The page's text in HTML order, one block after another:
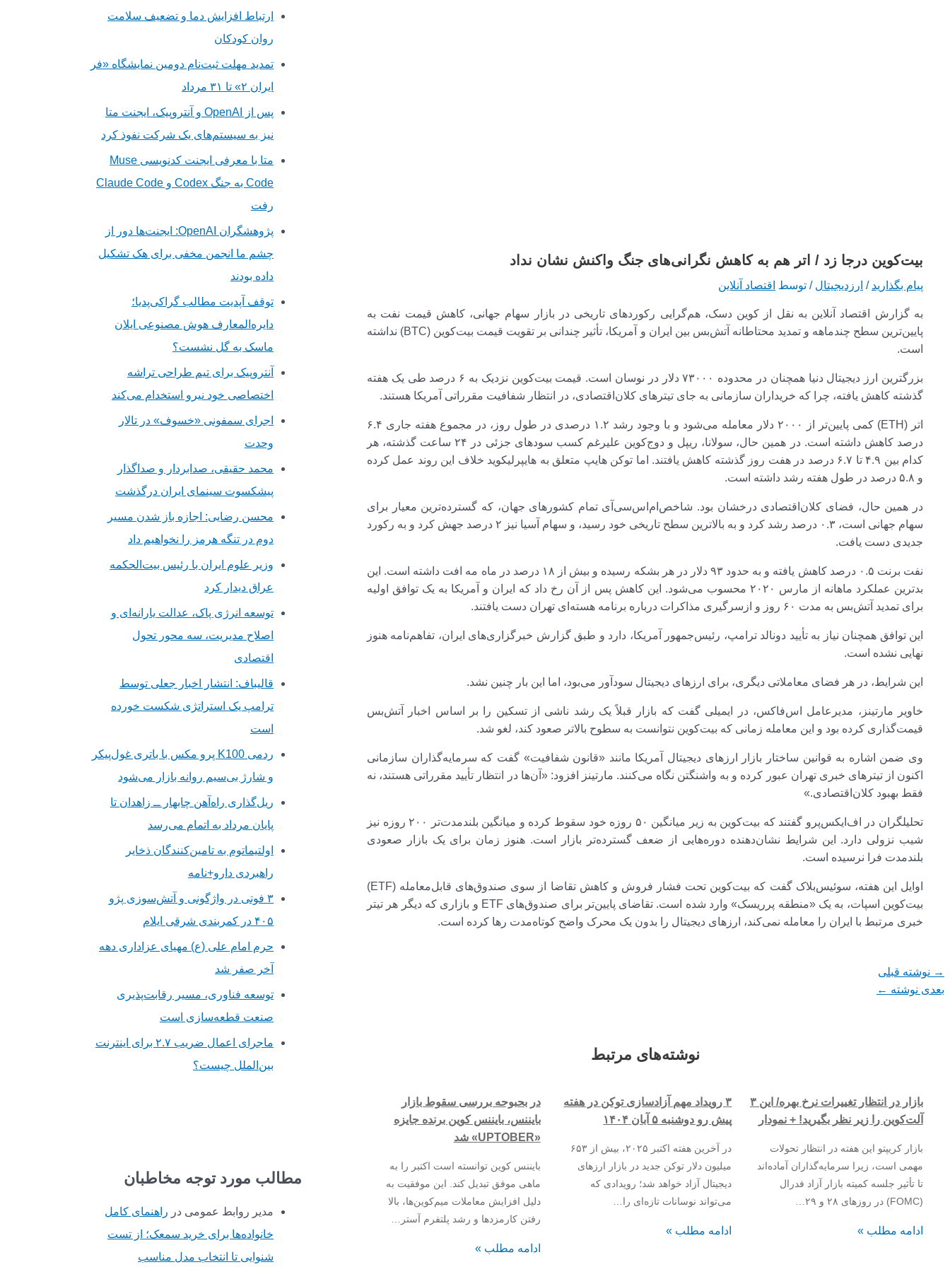
بیت‌کوین درجا زد / اتر هم به کاهش نگرانی‌های جنگ واکنش نشان نداد
پیام بگذارید / ارزدیجیتال / توسط اقتصاد آنلاین
به گزارش اقتصاد آنلاین به نقل از کوین دسک، هم‌گرایی رکورد‌های تاریخی در بازار سهام جهانی، کاهش قیمت نفت به
پایین‌ترین سطح چندماهه و تمدید محتاطانه آتش‌بس بین ایران و آمریکا، تأثیر چندانی بر تقویت قیمت بیت‌کوین (BTC) نداشته
است.
بزرگترین ارز دیجیتال دنیا همچنان در محدوده ۷۳۰۰۰ دلار در نوسان است. قیمت بیت‌کوین نزدیک به ۶ درصد طی یک هفته
گذشته کاهش یافته، چرا که خریداران سازمانی به جای تیتر‌های کلان‌اقتصادی، در انتظار شفافیت مقرراتی آمریکا هستند.
اتر (ETH) کمی پایین‌تر از ۲۰۰۰ دلار معامله می‌شود و با وجود رشد ۱.۲ درصدی در طول روز، در مجموع هفته جاری ۶.۴
درصد کاهش داشته است. در همین حال، سولانا، ریپل و دوج‌کوین علیرغم کسب سود‌های جزئی در ۲۴ ساعت گذشته، هر
کدام بین ۴.۹ تا ۶.۷ درصد در هفت روز گذشته کاهش یافتند. اما توکن هایپ متعلق به هایپرلیکوید خلاف این روند عمل کرده
و ۵.۸ درصد در طول هفته رشد داشته است.
در همین حال، فضای کلان‌اقتصادی درخشان بود. شاخص‌ام‌اس‌سی‌آی تمام کشور‌های جهان، که گسترده‌ترین معیار برای
سهام جهانی است، ۰.۳ درصد رشد کرد و به بالاترین سطح تاریخی خود رسید، و سهام آسیا نیز ۲ درصد جهش کرد و به رکورد
جدیدی دست یافت.
نفت برنت ۰.۵ درصد کاهش یافته و به حدود ۹۳ دلار در هر بشکه رسیده و بیش از ۱۸ درصد در ماه مه افت داشته است. این
بدترین عملکرد ماهانه از مارس ۲۰۲۰ محسوب می‌شود. این کاهش پس از آن رخ داد که ایران و آمریکا به یک توافق اولیه
برای تمدید آتش‌بس به مدت ۶۰ روز و ازسرگیری مذاکرات درباره برنامه هسته‌ای تهران دست یافتند.
این توافق همچنان نیاز به تأیید دونالد ترامپ، رئیس‌جمهور آمریکا، دارد و طبق گزارش خبرگزاری‌های ایران، تفاهم‌نامه هنوز
نهایی نشده است.
این شرایط، در هر فضای معاملاتی دیگری، برای ارز‌های دیجیتال سودآور می‌بود، اما این بار چنین نشد.
خاویر مارتینز، مدیرعامل اس‌فاکس، در ایمیلی گفت که بازار قبلاً یک رشد ناشی از تسکین را بر اساس اخبار آتش‌بس
قیمت‌گذاری کرده بود و این معامله زمانی که بیت‌کوین نتوانست به سطوح بالاتر صعود کند، لغو شد.
وی ضمن اشاره به قوانین ساختار بازار ارز‌های دیجیتال آمریکا مانند «قانون شفافیت» گفت که سرمایه‌گذاران سازمانی
اکنون از تیتر‌های خبری تهران عبور کرده و به واشنگتن نگاه می‌کنند. مارتینز افزود: «آن‌ها در انتظار تأیید مقرراتی هستند، نه
فقط بهبود کلان‌اقتصادی.»
تحلیلگران در اف‌ایکس‌پرو گفتند که بیت‌کوین به زیر میانگین ۵۰ روزه خود سقوط کرده و میانگین بلندمدت‌تر ۲۰۰ روزه نیز
شیب نزولی دارد. این شرایط نشان‌دهنده دوره‌هایی از ضعف گسترده‌تر بازار است. هنوز زمان برای یک بازار صعودی
بلندمدت فرا نرسیده است.
اوایل این هفته، سوئیس‌بلاک گفت که بیت‌کوین تحت فشار فروش و کاهش تقاضا از سوی صندوق‌های قابل‌معامله (ETF)
بیت‌کوین اسپات، به یک «منطقه پرریسک» وارد شده است. تقاضای پایین‌تر برای صندوق‌های ETF و بازاری که دیگر هر تیتر
خبری مرتبط با ایران را معامله نمی‌کند، ارز‌های دیجیتال را بدون یک محرک واضح کوتاه‌مدت رها کرده است.
→ نوشته قبلی
بعدی نوشته ←
نوشته‌های مرتبط
بازار در انتظار تغییرات نرخ بهره/ این ۳
آلت‌کوین را زیر نظر بگیرید! + نمودار
بازار کریپتو این هفته در انتظار تحولات
مهمی است، زیرا سرمایه‌گذاران آماده‌اند
تا تأثیر جلسه کمیته بازار آزاد فدرال
(FOMC) در روزهای ۲۸ و ۲۹…
ادامه مطلب »
۳ رویداد مهم آزادسازی توکن در هفته
پیش رو دوشنبه ۵ آبان ۱۴۰۴
در آخرین هفته اکتبر ۲۰۲۵، بیش از ۶۵۳
میلیون دلار توکن جدید در بازار ارزهای
دیجیتال آزاد خواهد شد؛ رویدادی که
می‌تواند نوسانات تازه‌ای را…
ادامه مطلب »
در بحبوحه بررسی سقوط بازار
بایننس، بایننس کوین برنده جایزه
«UPTOBER» شد
بایننس کوین توانسته است اکتبر را به
ماهی موفق تبدیل کند. این موفقیت به
دلیل افزایش معاملات میم‌کوین‌ها، بالا
رفتن کارمزدها و رشد پلتفرم آستر…
ادامه مطلب »
ارتباط افزایش دما و تضعیف سلامت
روان کودکان
تمدید مهلت ثبت‌نام دومین نمایشگاه «فر
ایران ۲» تا ۳۱ مرداد
پس از OpenAI و آنتروپیک، ایجنت متا
نیز به سیستم‌های یک شرکت نفوذ کرد
متا با معرفی ایجنت کدنویسی Muse
Code به جنگ Codex و Claude Code
رفت
پژوهشگران OpenAI: ایجنت‌ها دور از
چشم ما انجمن مخفی برای هک تشکیل
داده بودند
توقف آپدیت مطالب گراکی‌پدیا؛
دایره‌المعارف هوش مصنوعی ایلان
ماسک به گل نشست؟
آنتروپیک برای تیم طراحی تراشه
اختصاصی خود نیرو استخدام می‌کند
اجرای سمفونی «خسوف» در تالار
وحدت
محمد حقیقی، صدابردار و صداگذار
پیشکسوت سینمای ایران درگذشت
محسن رضایی: اجازه باز شدن مسیر
دوم در تنگه هرمز را نخواهیم داد
وزیر علوم ایران با رئیس بیت‌الحکمه
عراق دیدار کرد
توسعه انرژی پاک، عدالت یارانه‌ای و
اصلاح مدیریت، سه محور تحول
اقتصادی
قالیباف: انتشار اخبار جعلی توسط
ترامپ یک استراتژی شکست خورده
است
ردمی K100 پرو مکس با باتری غول‌پیکر
و شارژ بی‌سیم روانه بازار می‌شود
ریل‌گذاری راه‌آهن چابهار ــ زاهدان تا
پایان مرداد به اتمام می‌رسد
اولتیماتوم به تامین‌کنندگان ذخایر
راهبردی دارو+نامه
۳ فوتی در واژگونی و آتش‌سوزی پژو
۴۰۵ در کمربندی شرقی ایلام
حرم امام علی (ع) مهیای عزاداری دهه
آخر صفر شد
توسعه فناوری، مسیر رقابت‌پذیری
صنعت قطعه‌سازی است
ماجرای اعمال ضریب ۲.۷ برای اینترنت
بین‌الملل چیست؟
مطالب مورد توجه مخاطبان
مدیر روابط عمومی در راهنمای کامل
خانواده‌ها برای خرید سمعک؛ از تست
شنوایی تا انتخاب مدل مناسب